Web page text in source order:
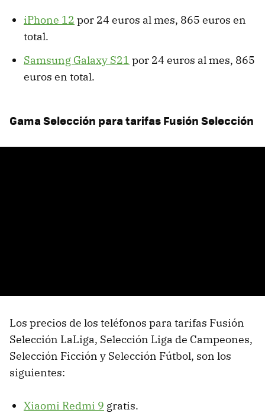
iPhone 12 por 24 euros al mes, 865 euros en
total.
Samsung Galaxy S21 por 24 euros al mes, 865
euros en total.
Gama Selección para tarifas Fusión Selección
Los precios de los teléfonos para tarifas Fusión
Selección LaLiga, Selección Liga de Campeones,
Selección Ficción y Selección Fútbol, son los
siguientes:
Xiaomi Redmi 9 gratis.